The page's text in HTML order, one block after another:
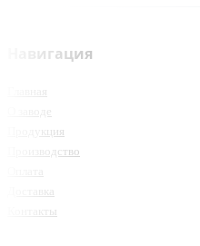
Навигация
Главная
О заводе
Продукция
Производство
Доставка
Контакты